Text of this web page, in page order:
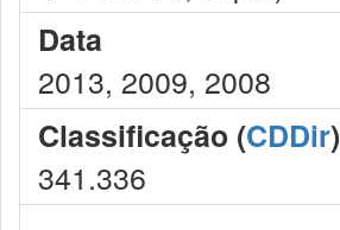
Data
2013, 2009, 2008
Classificação (CDDir)
341.336